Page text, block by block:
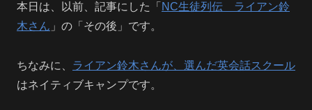
本日は、以前、記事にした「 NC生徒列伝 ライアン鈴
木さん 」の「その後」です。
ちなみに、 ライアン鈴木さんが、選んだ英会話スクール
はネイティブキャンプです。